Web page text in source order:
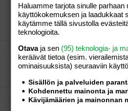
betonipumppauksen,
oikeastaan kaiken, pieniäkin
johanna
Viesti #2
GALLUP: erikoisin nimi
kaneli ja tutteli toisina
laittakaa linkki ibi
Haluamme tarjota sinulle parhaan
käyttökokemuksen ja laadukkaat
käytämme tällä sivustolla
teknologioita.
Otavaja sen (95) teknologia- ja
keräävät tietoa (esim.
ominaisuuk­sista) seuraaviin
Sisällön ja palveluiden
Kohdennettu mainonta ja
Kävijämäärien ja mainonnan